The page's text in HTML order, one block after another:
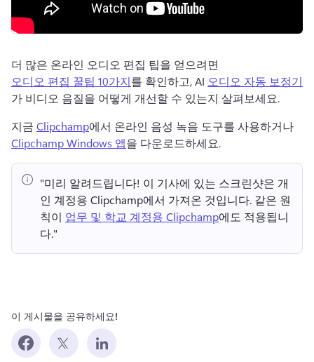
더 많은 온라인 오디오 편집 팁을 얻으려면
오디오 편집 꿀팁 10가지를 확인하고, AI 오디오 자동 보정기
가 비디오 음질을 어떻게 개선할 수 있는지 살펴보세요.
지금 Clipchamp에서 온라인 음성 녹음 도구를 사용하거나
Clipchamp Windows 앱을 다운로드하세요.
"미리 알려드립니다! 이 기사에 있는 스크린샷은 개
인 계정용 Clipchamp에서 가져온 것입니다. 같은 원
칙이 업무 및 학교 계정용 Clipchamp에도 적용됩니
다."
이 게시물을 공유하세요!